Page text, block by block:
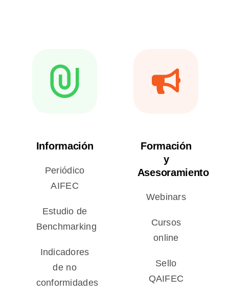
Información
Periódico
AIFEC
Estudio de
Benchmarking
Indicadores
de no
conformidades
Formación
y
Asesoramiento
Webinars
Cursos
online
Sello
QAIFEC